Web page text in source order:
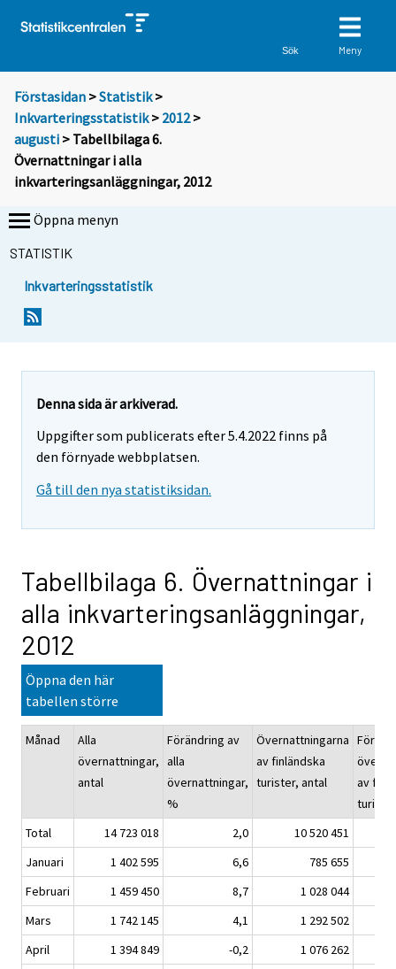
Sök Meny
Förstasidan >Statistik >
Inkvarteringsstatistik> 2012>
augusti > Tabellbilaga 6.
Övernattningar i alla
inkvarteringsanläggningar, 2012
Öppna menyn
STATISTIK
Inkvarteringsstatistik
Denna sida är arkiverad.
Uppgifter som publicerats efter 5.4.2022 finns på
den förnyade webbplatsen.
Gå till den nya statistiksidan.
Tabellbilaga 6. Övernattningar i
alla inkvarteringsanläggningar,
2012
Öppna den här
tabellen större
Månad
Alla
övernattningar,
antal
Förändring av
alla
övernattningar,
%
Övernattningarna
av finländska
turister, antal
av
Total
14 723 018 2,0
10 520 451
Januari
1 402 595 6,6
785 655
Februari
1 459 450 8,7
1 028 044
Mars
1 742 145 4,1
1 292 502
April
1 394 849 -0,2
1 076 262